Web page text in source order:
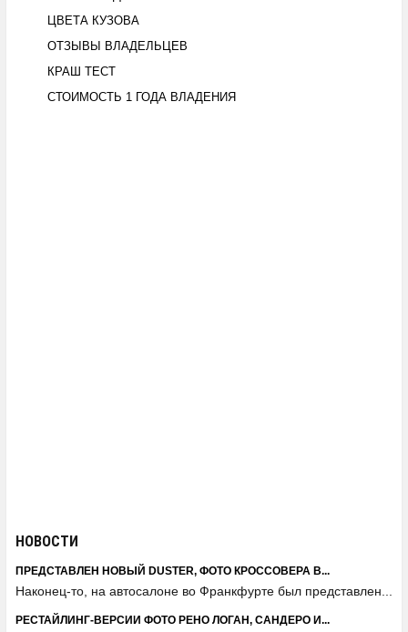
ЦВЕТА КУЗОВА
ОТЗЫВЫ ВЛАДЕЛЬЦЕВ
КРАШ ТЕСТ
СТОИМОСТЬ 1 ГОДА ВЛАДЕНИЯ
НОВОСТИ
ПРЕДСТАВЛЕН НОВЫЙ DUSTER, ФОТО КРОССОВЕРА В...
Наконец-то, на автосалоне во Франкфурте был представлен...
РЕСТАЙЛИНГ-ВЕРСИИ ФОТО РЕНО ЛОГАН, САНДЕРО И...